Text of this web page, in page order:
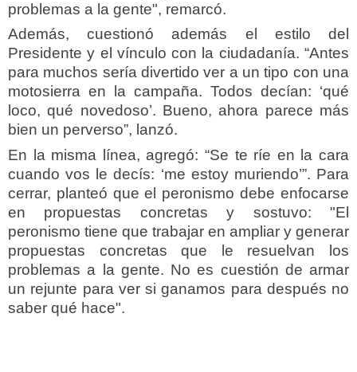
problemas a la gente", remarcó.
Además, cuestionó además el estilo del
Presidente y el vínculo con la ciudadanía. “Antes
para muchos sería divertido ver a un tipo con una
motosierra en la campaña. Todos decían: ‘qué
loco, qué novedoso’. Bueno, ahora parece más
bien un perverso”, lanzó.
En la misma línea, agregó: “Se te ríe en la cara
cuando vos le decís: ‘me estoy muriendo’”. Para
cerrar, planteó que el peronismo debe enfocarse
en propuestas concretas y sostuvo: "El
peronismo tiene que trabajar en ampliar y generar
propuestas concretas que le resuelvan los
problemas a la gente. No es cuestión de armar
un rejunte para ver si ganamos para después no
saber qué hace".